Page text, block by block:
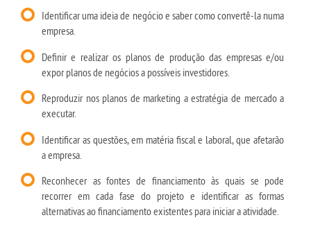
Identificar uma ideia de negócio e saber como convertê-la numa
empresa.
Definir e realizar os planos de produção das empresas e/ou
expor planos de negócios a possíveis investidores.
Reproduzir nos planos de marketing a estratégia de mercado a
executar.
Identificar as questões, em matéria fiscal e laboral, que afetarão
a empresa.
Reconhecer as fontes de financiamento às quais se pode
recorrer em cada fase do projeto e identificar as formas
alternativas ao financiamento existentes para iniciar a atividade.